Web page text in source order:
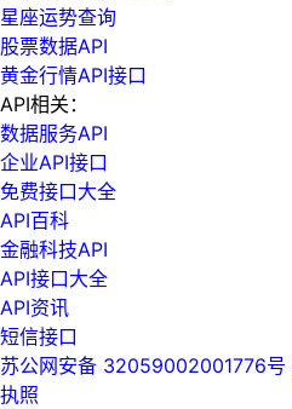
星座运势查询
股票数据API
黄金行情API接口
API相关：
数据服务API
企业API接口
免费接口大全
API百科
金融科技API
API接口大全
API资讯
短信接口
苏公网安备 32059002001776号
执照